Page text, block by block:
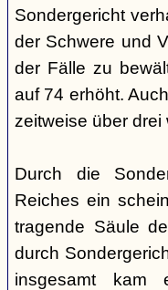
Sondergericht
der Schwere und
der Fälle zu
auf 74 erhöht.
zeitweise über drei
Durch die
Reiches ein
tragende Säule
durch
insgesamt kam